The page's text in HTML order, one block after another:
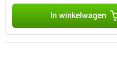
In winkelwagen